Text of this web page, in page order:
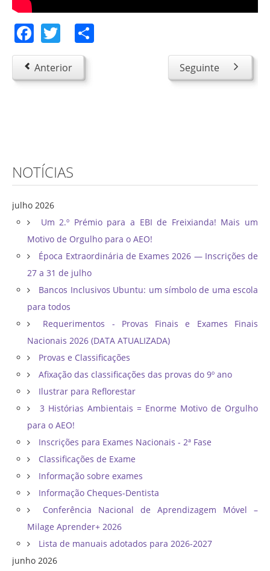
Facebook
Twitter
Anterior Seguinte
NOTÍCIAS
julho 2026
Um 2.º Prémio para a EBI de Freixianda! Mais um
Motivo de Orgulho para o AEO!
Época Extraordinária de Exames 2026 — Inscrições de
27 a 31 de julho
Bancos Inclusivos Ubuntu: um símbolo de uma escola
para todos
Requerimentos - Provas Finais e Exames Finais
Nacionais 2026 (DATA ATUALIZADA)
Provas e Classificações
Afixação das classificações das provas do 9º ano
Ilustrar para Reflorestar
3 Histórias Ambientais = Enorme Motivo de Orgulho
para o AEO!
Inscrições para Exames Nacionais - 2ª Fase
Classificações de Exame
Informação sobre exames
Informação Cheques-Dentista
Conferência Nacional de Aprendizagem Móvel –
Milage Aprender+ 2026
Lista de manuais adotados para 2026-2027
junho 2026